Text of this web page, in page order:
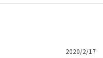
2020/2/17